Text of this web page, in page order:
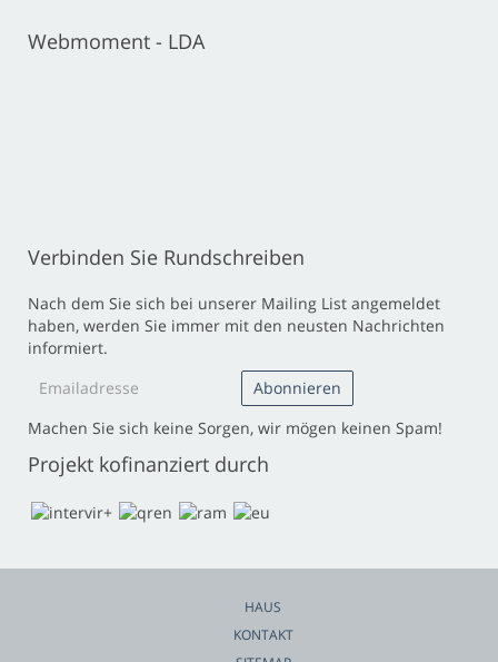
Webmoment - LDA
Verbinden Sie Rundschreiben
Nach dem Sie sich bei unserer Mailing List angemeldet
haben, werden Sie immer mit den neusten Nachrichten
informiert.
Machen Sie sich keine Sorgen, wir mögen keinen Spam!
Projekt kofinanziert durch
HAUS
KONTAKT